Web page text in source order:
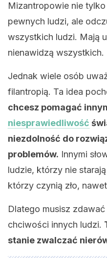
Mizantropowie nie
pewnych ludzi, ale
wszystkich ludzi. Mają
nienawidzą wszystkich.
Jednak wiele osób
filantropią. Ta idea
chcesz pomagać
niesprawiedliwość
niezdolność do
problemów. Innymi
ludzie, którzy nie
którzy czynią zło,
Dlatego musisz
chciwości innych ludzi.
stanie zwalczać